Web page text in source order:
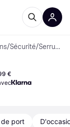
/Sécurité/ Serrures à Code
€
de port